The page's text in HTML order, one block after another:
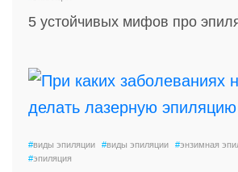
5 устойчивых мифов про
#виды эпиляции #виды эпиляции #энзимная
#эпиляция